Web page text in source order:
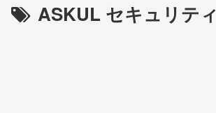
ASKUL セキュリティ